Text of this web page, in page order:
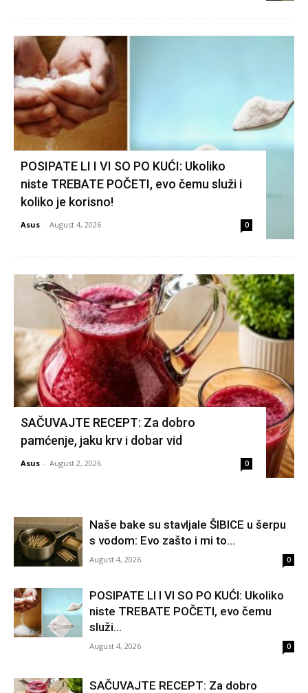
POSIPATE LI I VI SO PO KUĆI: Ukoliko
niste TREBATE POČETI, evo čemu služi i
koliko je korisno!
Asus - August 4, 2026 0
SAČUVAJTE RECEPT: Za dobro
pamćenje, jaku krv i dobar vid
Asus - August 2, 2026 0
Naše bake su stavljale ŠIBICE u šerpu
s vodom: Evo zašto i mi to...
August 4, 2026 0
POSIPATE LI I VI SO PO KUĆI: Ukoliko
niste TREBATE POČETI, evo čemu
služi...
August 4, 2026 0
SAČUVAJTE RECEPT: Za dobro